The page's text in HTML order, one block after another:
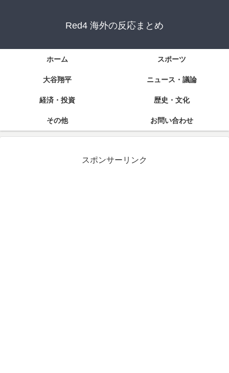
Red4 海外の反応まとめ
ホーム スポーツ
大谷翔平 ニュース・議論
経済・投資 歴史・文化
その他 お問い合わせ
スポンサーリンク